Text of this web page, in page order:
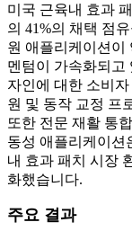
미국 근육내 효과
의 41%의 채택 점
원 애플리케이션이
멘텀이 가속화되고
자인에 대한 소비
원 및 동작 교정 프
또한 전문 재활 통
동성 애플리케이션
내 효과 패치 시장
화했습니다.
주요 결과